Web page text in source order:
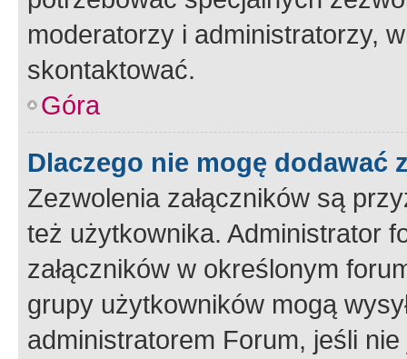
moderatorzy i administratorzy,
skontaktować.
Góra
Dlaczego nie mogę dodawać
Zezwolenia załączników są
też użytkownika. Administrator
załączników w określonym
grupy użytkowników mogą
administratorem Forum, jeśli